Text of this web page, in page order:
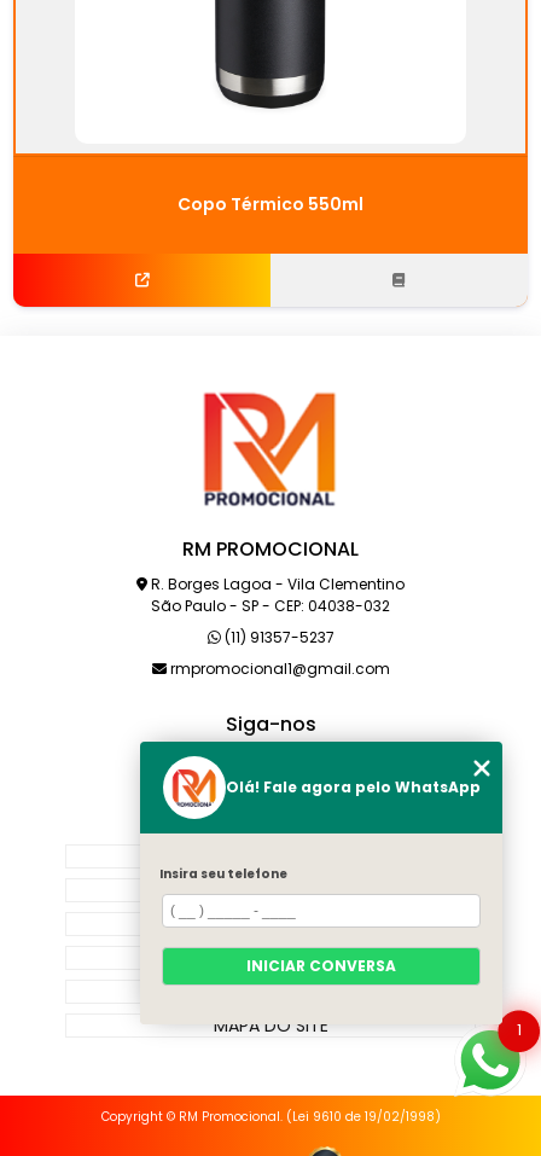
Copo Térmico 550ml
RM PROMOCIONAL
R. Borges Lagoa - Vila Clementino
São Paulo - SP - CEP: 04038-032
(11) 91357-5237
rmpromocional1@gmail.com
Siga-nos
SOBRE NÓS
PRODUTOS
CATEGORIAS
CONTATO
MAPA DO SITE
Copyright © RM Promocional. (Lei 9610 de 19/02/1998)
1
Olá! Fale agora pelo WhatsApp
Insira seu telefone
INICIAR CONVERSA